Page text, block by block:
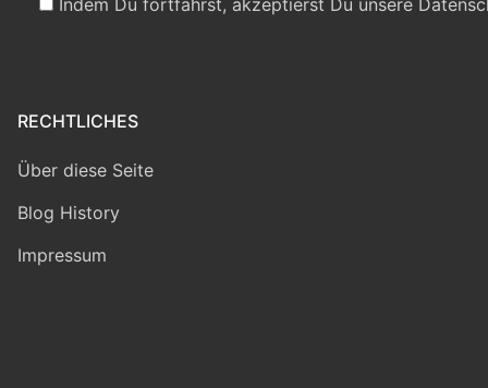
Indem Du fortfährst, akzeptierst Du unsere
RECHTLICHES
Über diese Seite
Blog History
Impressum